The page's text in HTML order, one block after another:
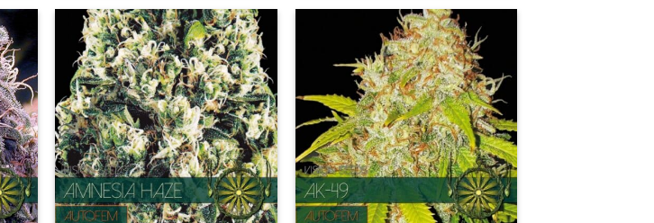
à
€25,00
à
€30,00